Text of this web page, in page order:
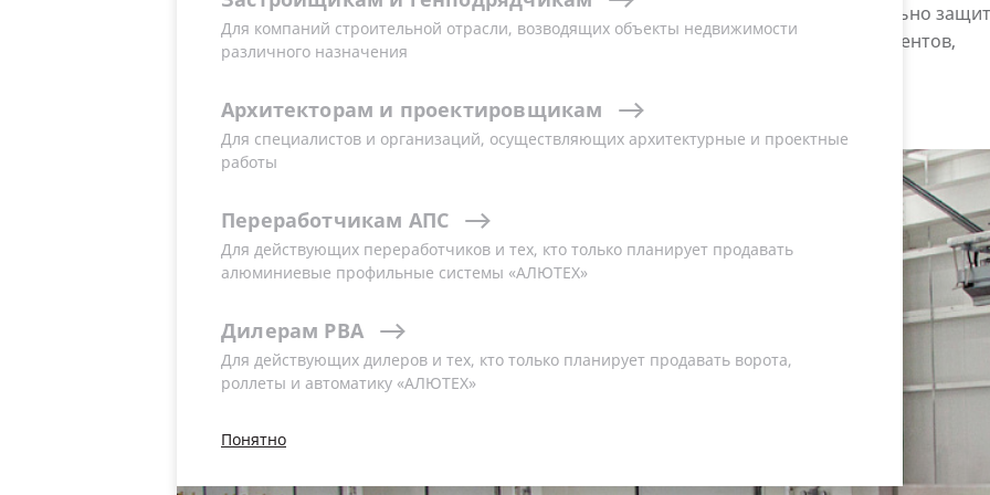
Для компаний строительной отрасли, возводящих объекты недвижимости
различного назначения
Архитекторам и проектировщикам
Для специалистов и организаций, осуществляющих архитектурные и проектные
работы
Переработчикам АПС
Для действующих переработчиков и тех, кто только планирует продавать
алюминиевые профильные системы «АЛЮТЕХ»
Дилерам РВА
Для действующих дилеров и тех, кто только планирует продавать ворота,
роллеты и автоматику «АЛЮТЕХ»
Понятно
естественное освещение или вентиляцию внутреннего пространства, дополнительно
от воздействия агрессивного воздействия — высокой влажности, химических реагентов,
высокой ветровой нагрузки и т.п.